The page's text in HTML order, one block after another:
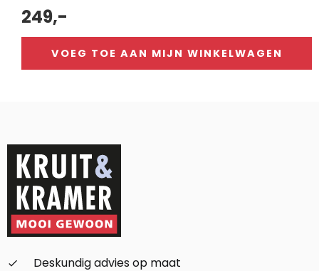
249,-
VOEG TOE AAN MIJN WINKELWAGEN
check_small
Deskundig advies op maat